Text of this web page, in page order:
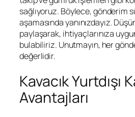
sağlıyoruz. Böylece, gönderim
aşamasında yanınızdayız.
paylaşarak, ihtiyaçlarınıza
bulabiliriz. Unutmayın, her
değerlidir.
Kavacık Yurtdışı
Avantajları